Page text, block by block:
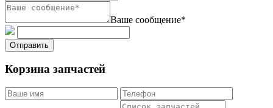
Ваше сообщение*
Отправить
Корзина запчастей